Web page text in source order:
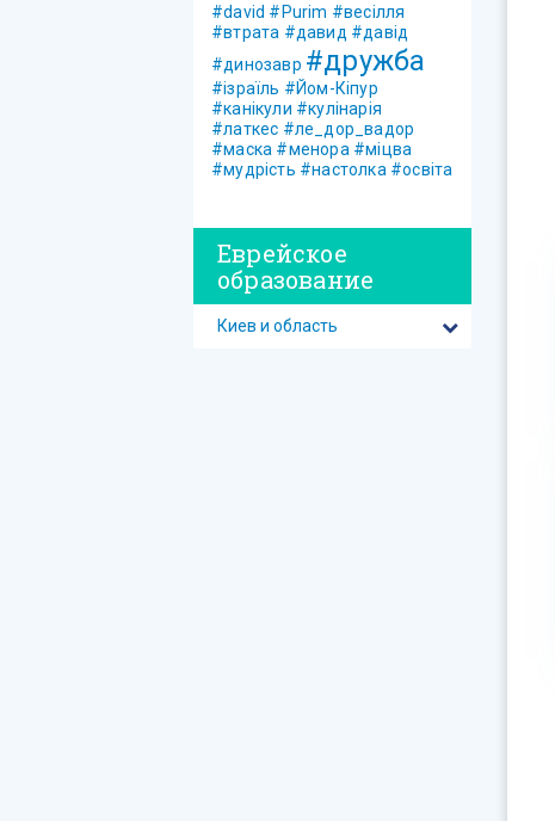
#david #Purim #весілля
#втрата #давид #давід
#динозавр #дружба
#ізраїль #Йом-Кіпур
#канікули #кулінарія
#латкес #ле_дор_вадор
#маска #менора #міцва
#мудрість #настолка #освіта
Еврейское
образование